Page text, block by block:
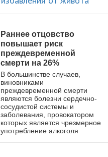
Раннее отцовство
повышает риск
преждевременной
смерти на 26%
В большинстве случаев,
виновниками
преждевременной смерти
являются болезни сердечно-
сосудистой системы и
заболевания, провокатором
которых является чрезмерное
употребление алкоголя